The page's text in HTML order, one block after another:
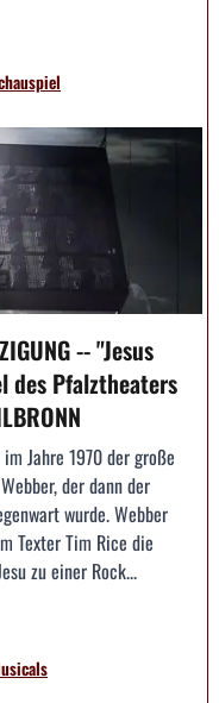
-- "Jesus
des Pfalztheaters
Jahre 1970 der große
der dann der
wurde. Webber
Texter Tim Rice die
zu einer Rock...